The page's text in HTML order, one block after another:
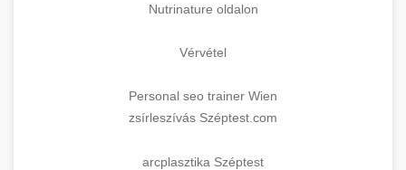
Nutrinature oldalon
Vérvétel
Personal seo trainer Wien
zsírleszívás Széptest.com
arcplasztika Széptest